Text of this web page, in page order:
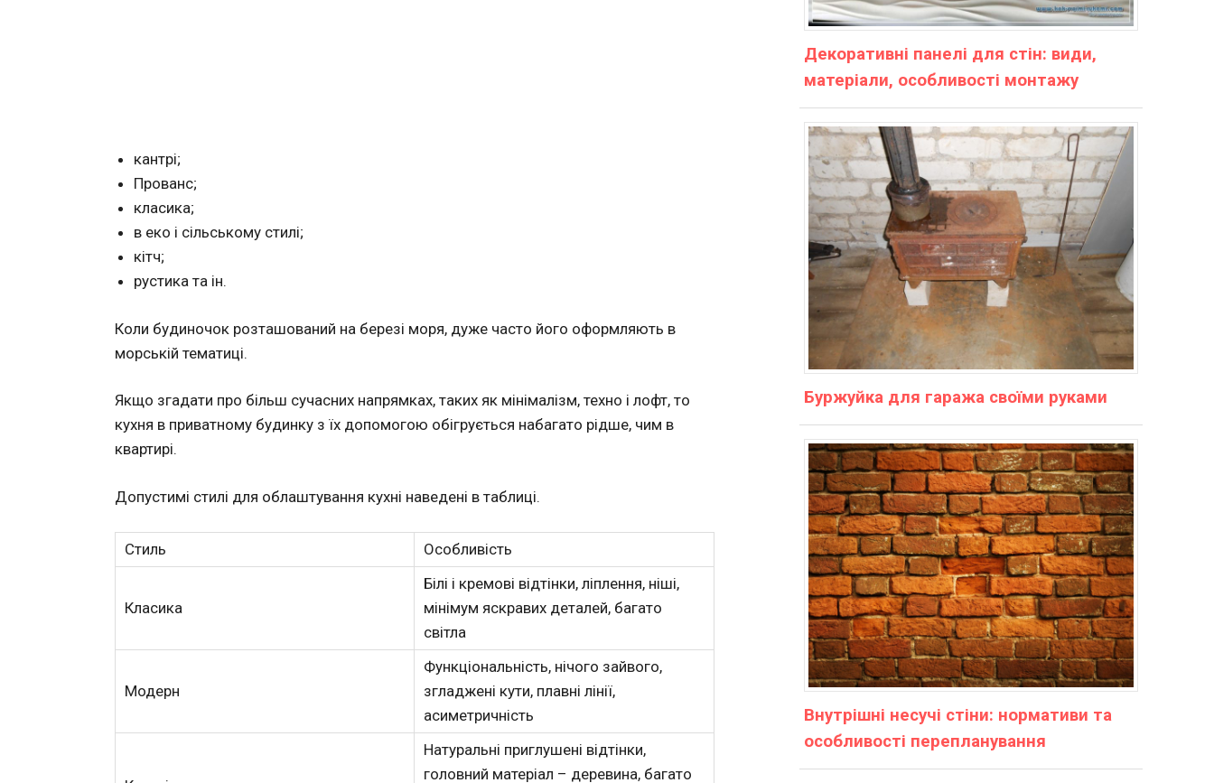
кантрі;
Прованс;
класика;
в еко і сільському стилі;
кітч;
рустика та ін.
Коли будиночок розташований на березі моря, дуже часто його оформляють в
морській тематиці.
Якщо згадати про більш сучасних напрямках, таких як мінімалізм, техно і лофт, то
кухня в приватному будинку з їх допомогою обігрується набагато рідше, чим в
квартирі.
Допустимі стилі для облаштування кухні наведені в таблиці.
Стиль Особливість
Класика
Білі і кремові відтінки, ліплення, ніші,
мінімум яскравих деталей, багато
світла
Модерн
Функціональність, нічого зайвого,
згладжені кути, плавні лінії,
асиметричність
Натуральні приглушені відтінки,
головний матеріал – деревина, багато
Декоративні панелі для стін: види,
матеріали, особливості монтажу
Буржуйка для гаража своїми руками
Внутрішні несучі стіни: нормативи та
особливості перепланування